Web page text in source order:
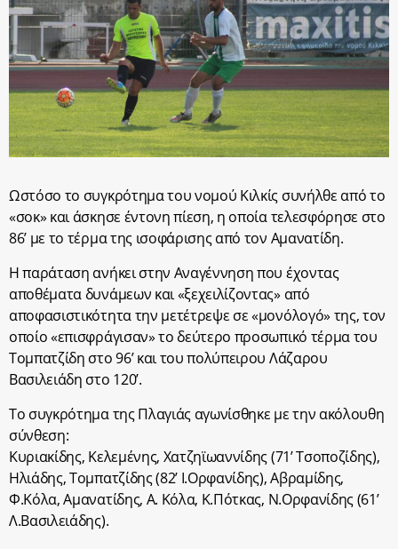
Ωστόσο το συγκρότημα του νομού Κιλκίς συνήλθε από το
«σοκ» και άσκησε έντονη πίεση, η οποία τελεσφόρησε στο
86’ με το τέρμα της ισοφάρισης από τον Αμανατίδη.
Η παράταση ανήκει στην Αναγέννηση που έχοντας
αποθέματα δυνάμεων και «ξεχειλίζοντας» από
αποφασιστικότητα την μετέτρεψε σε «μονόλογό» της, τον
οποίο «επισφράγισαν» το δεύτερο προσωπικό τέρμα του
Τομπατζίδη στο 96’ και του πολύπειρου Λάζαρου
Βασιλειάδη στο 120’.
Το συγκρότημα της Πλαγιάς αγωνίσθηκε με την ακόλουθη
σύνθεση:
Κυριακίδης, Κελεμένης, Χατζηϊωαννίδης (71’ Τσοποζίδης),
Ηλιάδης, Τομπατζίδης (82’ Ι.Ορφανίδης), Αβραμίδης,
Φ.Κόλα, Αμανατίδης, Α. Κόλα, Κ.Πότκας, Ν.Ορφανίδης (61’
Λ.Βασιλειάδης).